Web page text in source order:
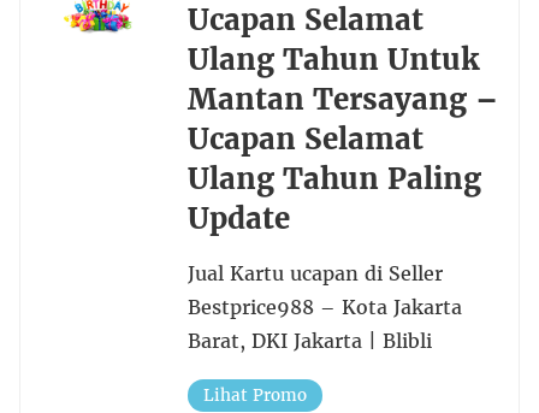
Ucapan Selamat
Ulang Tahun Untuk
Mantan Tersayang –
Ucapan Selamat
Ulang Tahun Paling
Update
Jual Kartu ucapan di Seller
Bestprice988 – Kota Jakarta
Barat, DKI Jakarta | Blibli
Lihat Promo